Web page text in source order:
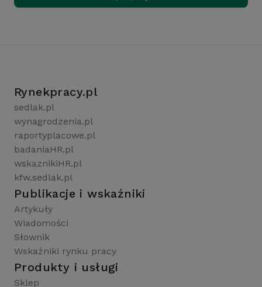
Rynekpracy.pl
sedlak.pl
wynagrodzenia.pl
raportyplacowe.pl
badaniaHR.pl
wskaznikiHR.pl
kfw.sedlak.pl
Publikacje i wskaźniki
Artykuły
Wiadomości
Słownik
Wskaźniki rynku pracy
Produkty i usługi
Sklep